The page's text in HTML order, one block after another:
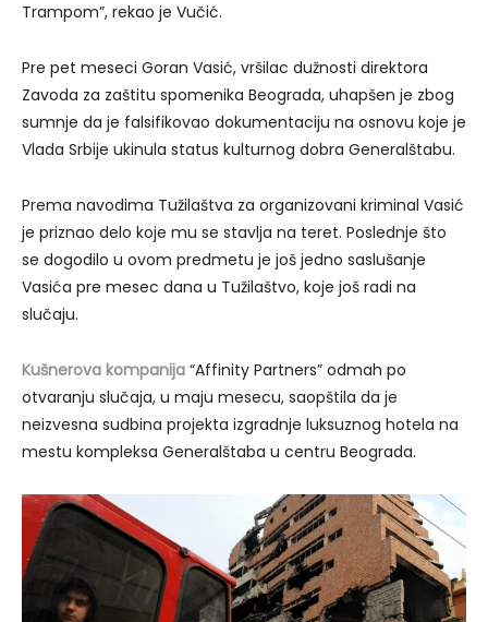
Trampom”, rekao je Vučić.
Pre pet meseci Goran Vasić, vršilac dužnosti direktora
Zavoda za zaštitu spomenika Beograda, uhapšen je zbog
sumnje da je falsifikovao dokumentaciju na osnovu koje je
Vlada Srbije ukinula status kulturnog dobra Generalštabu.
Prema navodima Tužilaštva za organizovani kriminal Vasić
je priznao delo koje mu se stavlja na teret. Poslednje što
se dogodilo u ovom predmetu je još jedno saslušanje
Vasića pre mesec dana u Tužilaštvo, koje još radi na
slučaju.
Kušnerova kompanija “Affinity Partners” odmah po
otvaranju slučaja, u maju mesecu, saopštila da je
neizvesna sudbina projekta izgradnje luksuznog hotela na
mestu kompleksa Generalštaba u centru Beograda.